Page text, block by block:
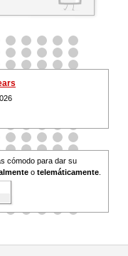
cómodo para dar su
o telemáticamente